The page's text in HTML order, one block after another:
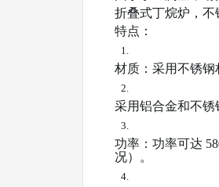
折叠式丁烷炉，
特点：
1.
材质：采用不锈钢
2.
采用铝合金和不锈
3.
功率：功率可达
况）。
4.